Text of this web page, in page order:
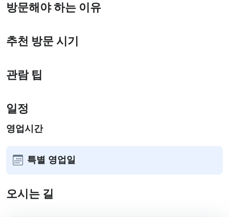
방문해야 하는 이유
추천 방문 시기
관람 팁
일정
영업시간
특별 영업일
오시는 길